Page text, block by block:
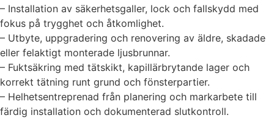
– Installation av säkerhetsgaller, lock och fallskydd med
fokus på trygghet och åtkomlighet.
– Utbyte, uppgradering och renovering av äldre, skadade
eller felaktigt monterade ljusbrunnar.
– Fuktsäkring med tätskikt, kapillärbrytande lager och
korrekt tätning runt grund och fönsterpartier.
– Helhetsentreprenad från planering och markarbete till
färdig installation och dokumenterad slutkontroll.